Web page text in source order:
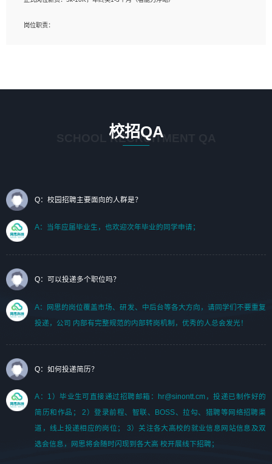
1、艺术设计类相关专业；（其中需求分析顾问不限专业）
岗位职责：
2. 熟悉 前端常用框架, 能独立完成设计给予的 UI 效果;
3. 有良好的代码习惯, 低级错误出现频率低;
7. 了解或熟悉 WebGL 及相关框架优先。
（岗位人员专职于行业应用解决方案、项目申报方案、投标方案的策划编写）
校招QA
SCHOOL RECRUITMENT QA
Q：校园招聘主要面向的人群是？
A：当年应届毕业生，也欢迎次年毕业的同学申请；
Q：可以投递多个职位吗？
A：网思的岗位覆盖市场、研发、中后台等各大方向，请同学们不要重复
投递，公司 内部有完整规范的内部转岗机制，优秀的人总会发光！
Q：如何投递简历？
A：1）毕业生可直接通过招聘邮箱：hr@sinontt.cm，投递已制作好的
简历和作品； 2）登录前程、智联、BOSS、拉勾、猎聘等网络招聘渠
道，线上投递相应的岗位； 3）关注各大高校的就业信息网站信息及双
选会信息，网思将会随时闪现到各大高 校开展线下招聘；